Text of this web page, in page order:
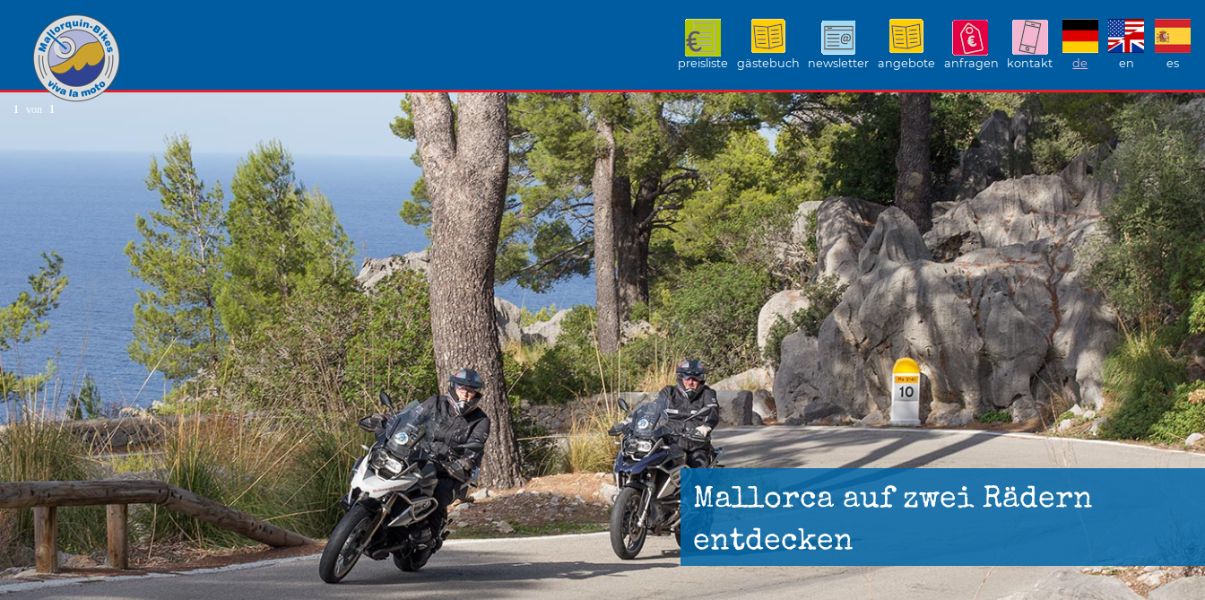
preisliste gästebuch newsletter angebote anfragen kontakt de en es
Mallorca auf zwei Rädern
entdecken
1 von 1